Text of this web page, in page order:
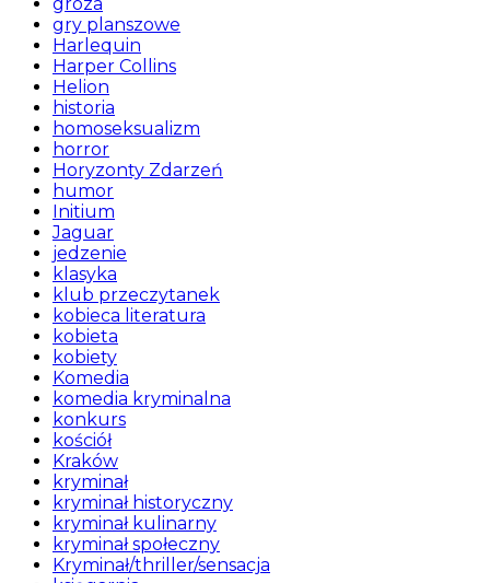
gry planszowe
Harlequin
Harper Collins
Helion
historia
homoseksualizm
horror
Horyzonty Zdarzeń
humor
Initium
Jaguar
jedzenie
klasyka
klub przeczytanek
kobieca literatura
kobieta
kobiety
Komedia
komedia kryminalna
konkurs
kościół
Kraków
kryminał
kryminał historyczny
kryminał kulinarny
kryminał społeczny
Kryminał/thriller/sensacja